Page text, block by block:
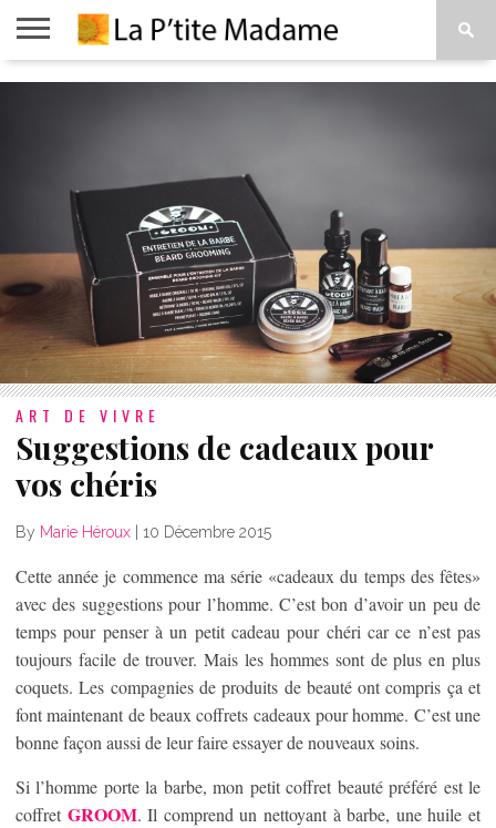
ACCUEIL
ART DE VIVRE
Suggestions de cadeaux pour
vos chéris
By Marie Héroux | 10 Décembre 2015
Cette année je commence ma série «cadeaux du temps des fêtes»
avec des suggestions pour l’homme. C’est bon d’avoir un peu de
temps pour penser à un petit cadeau pour chéri car ce n’est pas
toujours facile de trouver. Mais les hommes sont de plus en plus
coquets. Les compagnies de produits de beauté ont compris ça et
font maintenant de beaux coffrets cadeaux pour homme. C’est une
bonne façon aussi de leur faire essayer de nouveaux soins.
Si l’homme porte la barbe, mon petit coffret beauté préféré est le
coffret GROOM. Il comprend un nettoyant à barbe, une huile et